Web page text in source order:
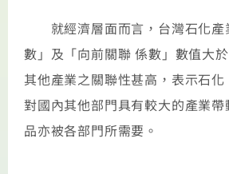
就經濟層面而言，台灣石化產
數」及「向前關聯 係數」數值大
其他產業之關聯性甚高，表示石
對國內其他部門具有較大的產業
品亦被各部門所需要。